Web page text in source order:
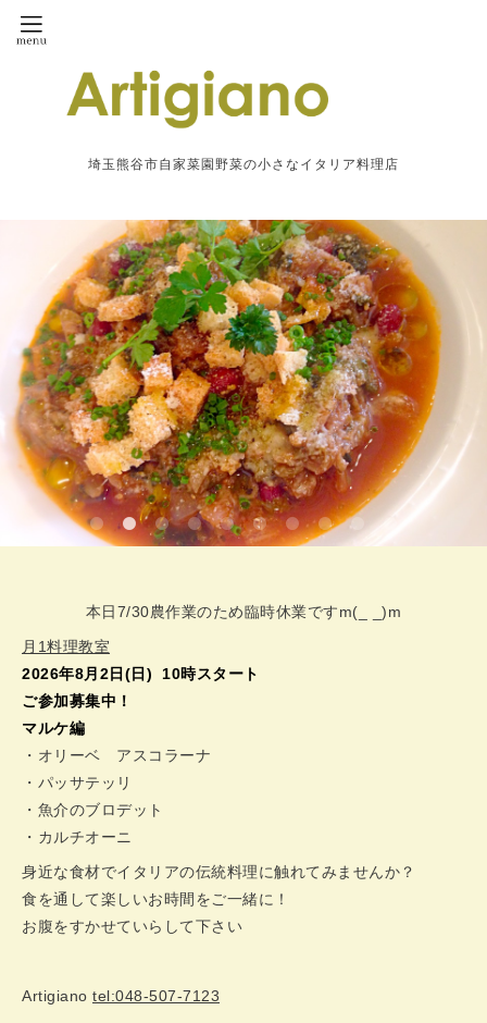
埼玉熊谷市自家菜園野菜の小さなイタリア料理店
本日7/30農作業のため臨時休業ですm(_ _)m
月1料理教室
2026年8月2日(日) 10時スタート
ご参加募集中！
マルケ編
・オリーベ アスコラーナ
・パッサテッリ
・魚介のブロデット
・カルチオーニ
身近な食材でイタリアの伝統料理に触れてみませんか？
食を通して楽しいお時間をご一緒に！
お腹をすかせていらして下さい
Artigiano tel:048-507-7123